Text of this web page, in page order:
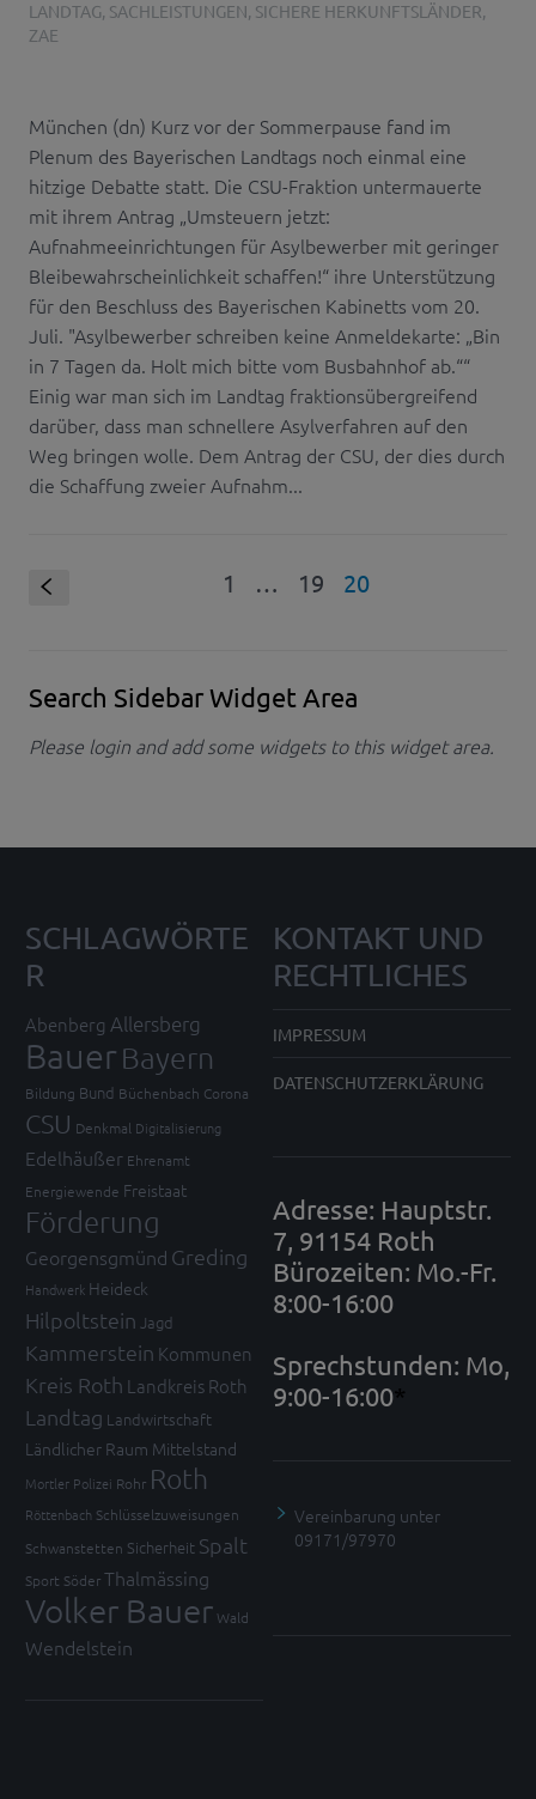
LANDTAG, SACHLEISTUNGEN, SICHERE HERKUNFTSLÄNDER,
ZAE
München (dn) Kurz vor der Sommerpause fand im
Plenum des Bayerischen Landtags noch einmal eine
hitzige Debatte statt. Die CSU-Fraktion untermauerte
mit ihrem Antrag „Umsteuern jetzt:
Aufnahmeeinrichtungen für Asylbewerber mit geringer
Bleibewahrscheinlichkeit schaffen!“ ihre Unterstützung
für den Beschluss des Bayerischen Kabinetts vom 20.
Juli. "Asylbewerber schreiben keine Anmeldekarte: „Bin
in 7 Tagen da. Holt mich bitte vom Busbahnhof ab.““
Einig war man sich im Landtag fraktionsübergreifend
darüber, dass man schnellere Asylverfahren auf den
Weg bringen wolle. Dem Antrag der CSU, der dies durch
die Schaffung zweier Aufnahm...
S 1 … 19 20
Search Sidebar Widget Area
Please login and add some widgets to this widget area.
SCHLAGWÖRTE
R
Abenberg Allersberg
Bauer Bayern
Bildung Bund Büchenbach Corona
CSU Denkmal Digitalisierung
Edelhäußer Ehrenamt
Energiewende Freistaat
Förderung
Georgensgmünd Greding
Handwerk Heideck
Hilpoltstein Jagd
Kammerstein Kommunen
Kreis Roth Landkreis Roth
Landtag Landwirtschaft
Ländlicher Raum Mittelstand
Mortler Polizei Rohr Roth
Röttenbach Schlüsselzuweisungen
Schwanstetten Sicherheit Spalt
Sport SöderThalmässing
Volker BauerWald
Wendelstein
KONTAKT UND
RECHTLICHES
IMPRESSUM
DATENSCHUTZERKLÄRUNG
Adresse: Hauptstr.
7, 91154 Roth
Bürozeiten: Mo.-Fr.
8:00-16:00
Sprechstunden: Mo,
9:00-16:00*
Vereinbarung unter
09171/97970